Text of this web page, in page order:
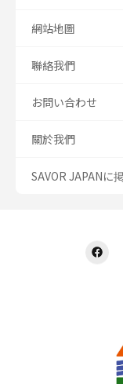
網站地圖
聯絡我們
お問い合わせ
關於我們
SAVOR JAPANに